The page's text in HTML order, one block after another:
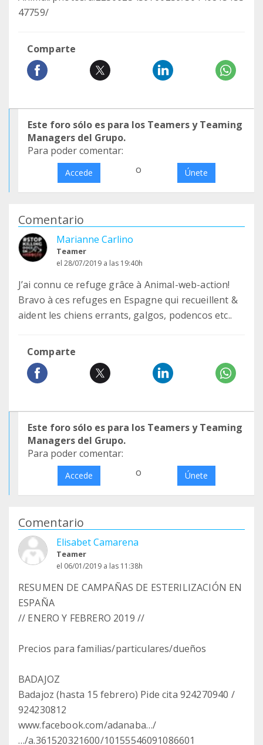
47759/
Comparte
Este foro sólo es para los Teamers y Teaming
Managers del Grupo.
Para poder comentar:
Accede o Únete
Comentario
Marianne Carlino
Teamer
el 28/07/2019 a las 19:40h
J’ai connu ce refuge grâce à Animal-web-action!
Bravo à ces refuges en Espagne qui recueillent &
aident les chiens errants, galgos, podencos etc..
Comparte
Este foro sólo es para los Teamers y Teaming
Managers del Grupo.
Para poder comentar:
Accede o Únete
Comentario
Elisabet Camarena
Teamer
el 06/01/2019 a las 11:38h
RESUMEN DE CAMPAÑAS DE ESTERILIZACIÓN EN
ESPAÑA
// ENERO Y FEBRERO 2019 //
Precios para familias/particulares/dueños
BADAJOZ
Badajoz (hasta 15 febrero) Pide cita 924270940 /
924230812
www.facebook.com/adanaba…/
…/a.361520321600/10155546091086601